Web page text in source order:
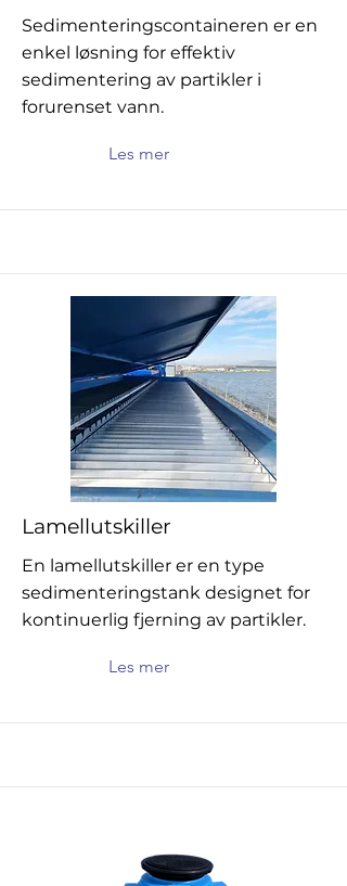
Sedimenteringscontaineren er en
enkel løsning for effektiv
sedimentering av partikler i
forurenset vann.
Les mer
Lamellutskiller
En lamellutskiller er en type
sedimenteringstank designet for
kontinuerlig fjerning av partikler.
Les mer